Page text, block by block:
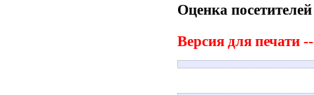
Оценка
Версия для печати